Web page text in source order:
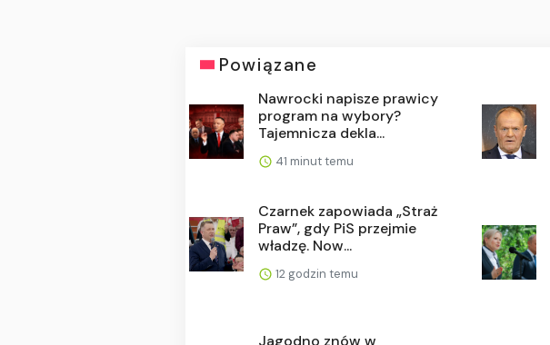
Powiązane
Nawrocki napisze prawicy
program na wybory?
Tajemnicza dekla...
41 minut temu
Czarnek zapowiada „Straż
Praw”, gdy PiS przejmie
władzę. Now...
12 godzin temu
Jagodno znów w